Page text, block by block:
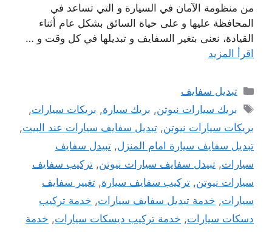
من منظومة الآمان في السيارة و التي تساعد في
المحافظة عليها و على حياة السائق بشكل عام أثناء
القيادة، نعنى بتغير السفايف و تبديلها في كل وقت و …
اقرأ المزيد
التصنيفات
تبديل سفايف
الوسوم
بريك سيارات نيوتن, بريك سيارة, بريكات سيارات,
بريكات سيارات نيوتن, تبديل سفايف سيارات عند البيت,
تبديل سفايف سيارة امام المنزل, تبيدل سفايف
سيارات, تبيدل سفايف سيارات نيوتن, تركيب سفايف
سيارات نيوتن, تركيب سفايف سيارة, تغيير سفايف
سيارات, خدمة تبديل سفايف سيارات, خدمة تركيب
دسكات سيارات, خدمة تركيب ديسكات سيارات, خدمة